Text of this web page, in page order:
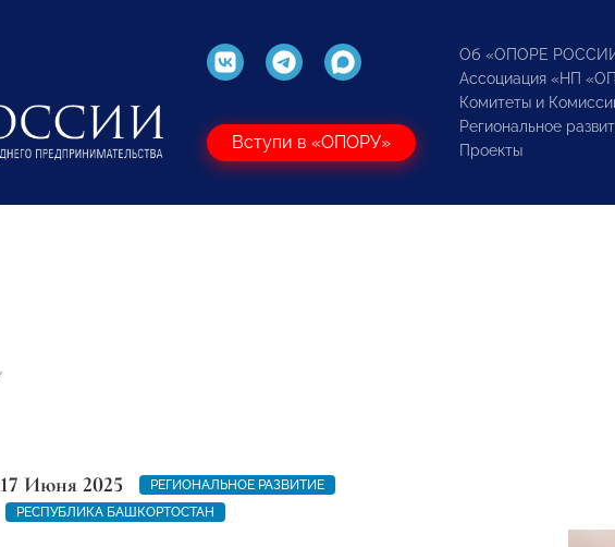
Вступи в «ОПОРУ»
Об «ОПОРЕ
Ассоциация «НП
Комитеты и
Региональное
Проекты
17 Июня 2025
РЕГИОНАЛЬНОЕ РАЗВИТИЕ
РЕСПУБЛИКА БАШКОРТОСТАН